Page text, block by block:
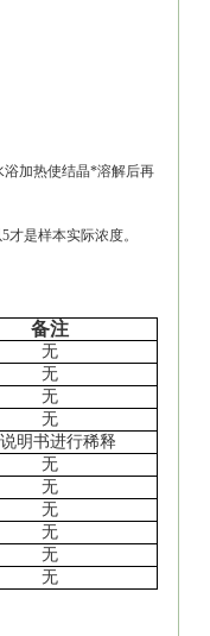
加热使结晶*溶解后再
是样本实际浓度。
备注
无
无
无
无
明书进行稀释
无
无
无
无
无
无